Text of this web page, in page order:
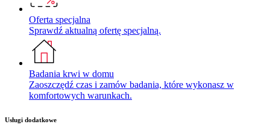
Oferta specjalna
Sprawdź aktualną ofertę specjalną.
Badania krwi w domu
Zaoszczędź czas i zamów badania, które wykonasz w
komfortowych warunkach.
Usługi dodatkowe